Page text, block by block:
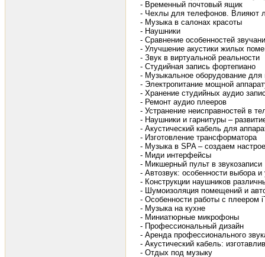
- Временный почтовый ящик
- Чехлы для телефонов. Влияют
- Музыка в салонах красоты
- Наушники
- Сравнение особенностей
- Улучшение акустики жилых
- Звук в виртуальной реальности
- Студийная запись фортепиано
- Музыкальное оборудование для
- Электропитание мощной
- Хранение студийных аудио
- Ремонт аудио плееров
- Устранение неисправностей в
- Наушники и гарнитуры –
- Акустический кабель для
- Изготовление трансформатора
- Музыка в SPA – создаем
- Миди интерфейсы
- Микшерный пульт в звукозаписи
- Автозвук: особенности выбора и
- Конструкции наушников
- Шумоизоляция помещений и
- Особенности работы с плеером
- Музыка на кухне
- Миниатюрные микрофоны
- Профессиональный дизайн
- Аренда профессионального
- Акустический кабель:
- Отдых под музыку